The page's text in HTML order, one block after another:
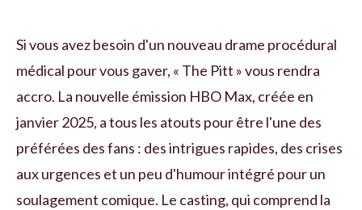
Si vous avez besoin d'un nouveau drame procédural
médical pour vous gaver, « The Pitt » vous rendra
accro. La nouvelle émission HBO Max, créée en
janvier 2025, a tous les atouts pour être l'une des
préférées des fans : des intrigues rapides, des crises
aux urgences et un peu d'humour intégré pour un
soulagement comique. Le casting, qui comprend la